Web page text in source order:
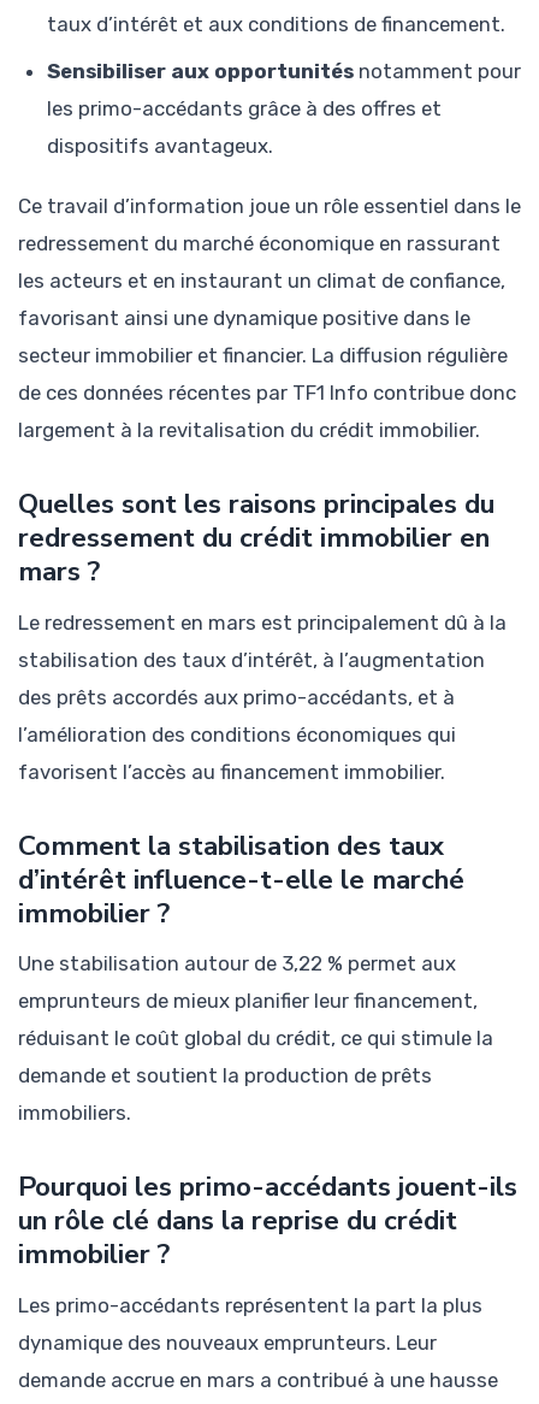
taux d’intérêt et aux conditions de financement.
Sensibiliser aux opportunités notamment pour
les primo-accédants grâce à des offres et
dispositifs avantageux.
Ce travail d’information joue un rôle essentiel dans le
redressement du marché économique en rassurant
les acteurs et en instaurant un climat de confiance,
favorisant ainsi une dynamique positive dans le
secteur immobilier et financier. La diffusion régulière
de ces données récentes par TF1 Info contribue donc
largement à la revitalisation du crédit immobilier.
Quelles sont les raisons principales du
redressement du crédit immobilier en
mars ?
Le redressement en mars est principalement dû à la
stabilisation des taux d’intérêt, à l’augmentation
des prêts accordés aux primo-accédants, et à
l’amélioration des conditions économiques qui
favorisent l’accès au financement immobilier.
Comment la stabilisation des taux
d’intérêt influence-t-elle le marché
immobilier ?
Une stabilisation autour de 3,22 % permet aux
emprunteurs de mieux planifier leur financement,
réduisant le coût global du crédit, ce qui stimule la
demande et soutient la production de prêts
immobiliers.
Pourquoi les primo-accédants jouent-ils
un rôle clé dans la reprise du crédit
immobilier ?
Les primo-accédants représentent la part la plus
dynamique des nouveaux emprunteurs. Leur
demande accrue en mars a contribué à une hausse